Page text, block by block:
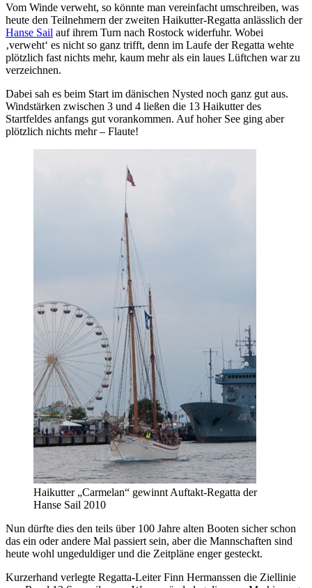
Vom Winde verweht, so könnte man vereinfacht umschreiben, was
heute den Teilnehmern der zweiten Haikutter-Regatta anlässlich der
Hanse Sail auf ihrem Turn nach Rostock widerfuhr. Wobei
‚verweht‘ es nicht so ganz trifft, denn im Laufe der Regatta wehte
plötzlich fast nichts mehr, kaum mehr als ein laues Lüftchen war zu
verzeichnen.
Dabei sah es beim Start im dänischen Nysted noch ganz gut aus.
Windstärken zwischen 3 und 4 ließen die 13 Haikutter des
Startfeldes anfangs gut vorankommen. Auf hoher See ging aber
plötzlich nichts mehr – Flaute!
Haikutter „Carmelan“ gewinnt Auftakt-Regatta der
Hanse Sail 2010
Nun dürfte dies den teils über 100 Jahre alten Booten sicher schon
das ein oder andere Mal passiert sein, aber die Mannschaften sind
heute wohl ungeduldiger und die Zeitpläne enger gesteckt.
Kurzerhand verlegte Regatta-Leiter Finn Hermanssen die Ziellinie